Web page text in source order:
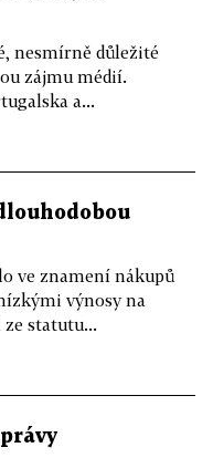
nesmírně důležité
zájmu médií.
a...
ve znamení nákupů
výnosy na
statutu...